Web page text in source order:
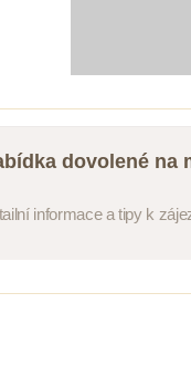
dovolené na
informace a tipy k